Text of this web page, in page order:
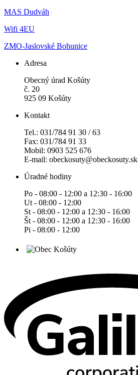
MAS Dudváh
Wifi 4EU
ZMO-Jaslovské Bohunice
Adresa
Obecný úrad Košúty
č. 20
925 09 Košúty
Kontakt
Tel.: 031/784 91 30 / 63
Fax: 031/784 91 33
Mobil: 0903 525 676
E-mail: obeckosuty@obeckosuty.sk
Úradné hodiny
Po - 08:00 - 12:00 a 12:30 - 16:00
Ut - 08:00 - 12:00
St - 08:00 - 12:00 a 12:30 - 16:00
Št - 08:00 - 12:00 a 12:30 - 16:00
Pi - 08:00 - 12:00